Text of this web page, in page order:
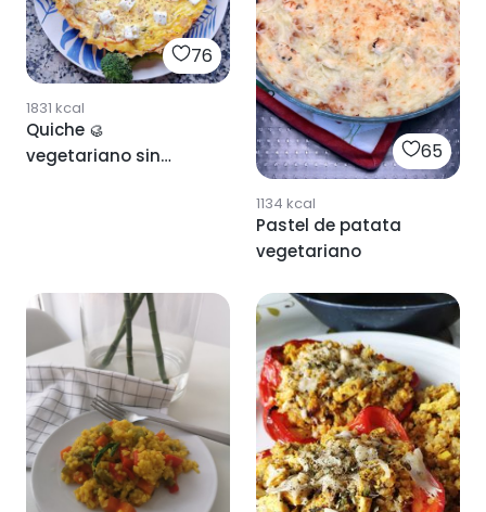
76
1831 kcal
Quiche 🥮
vegetariano sin
65
1134 kcal
Pastel de patata
vegetariano